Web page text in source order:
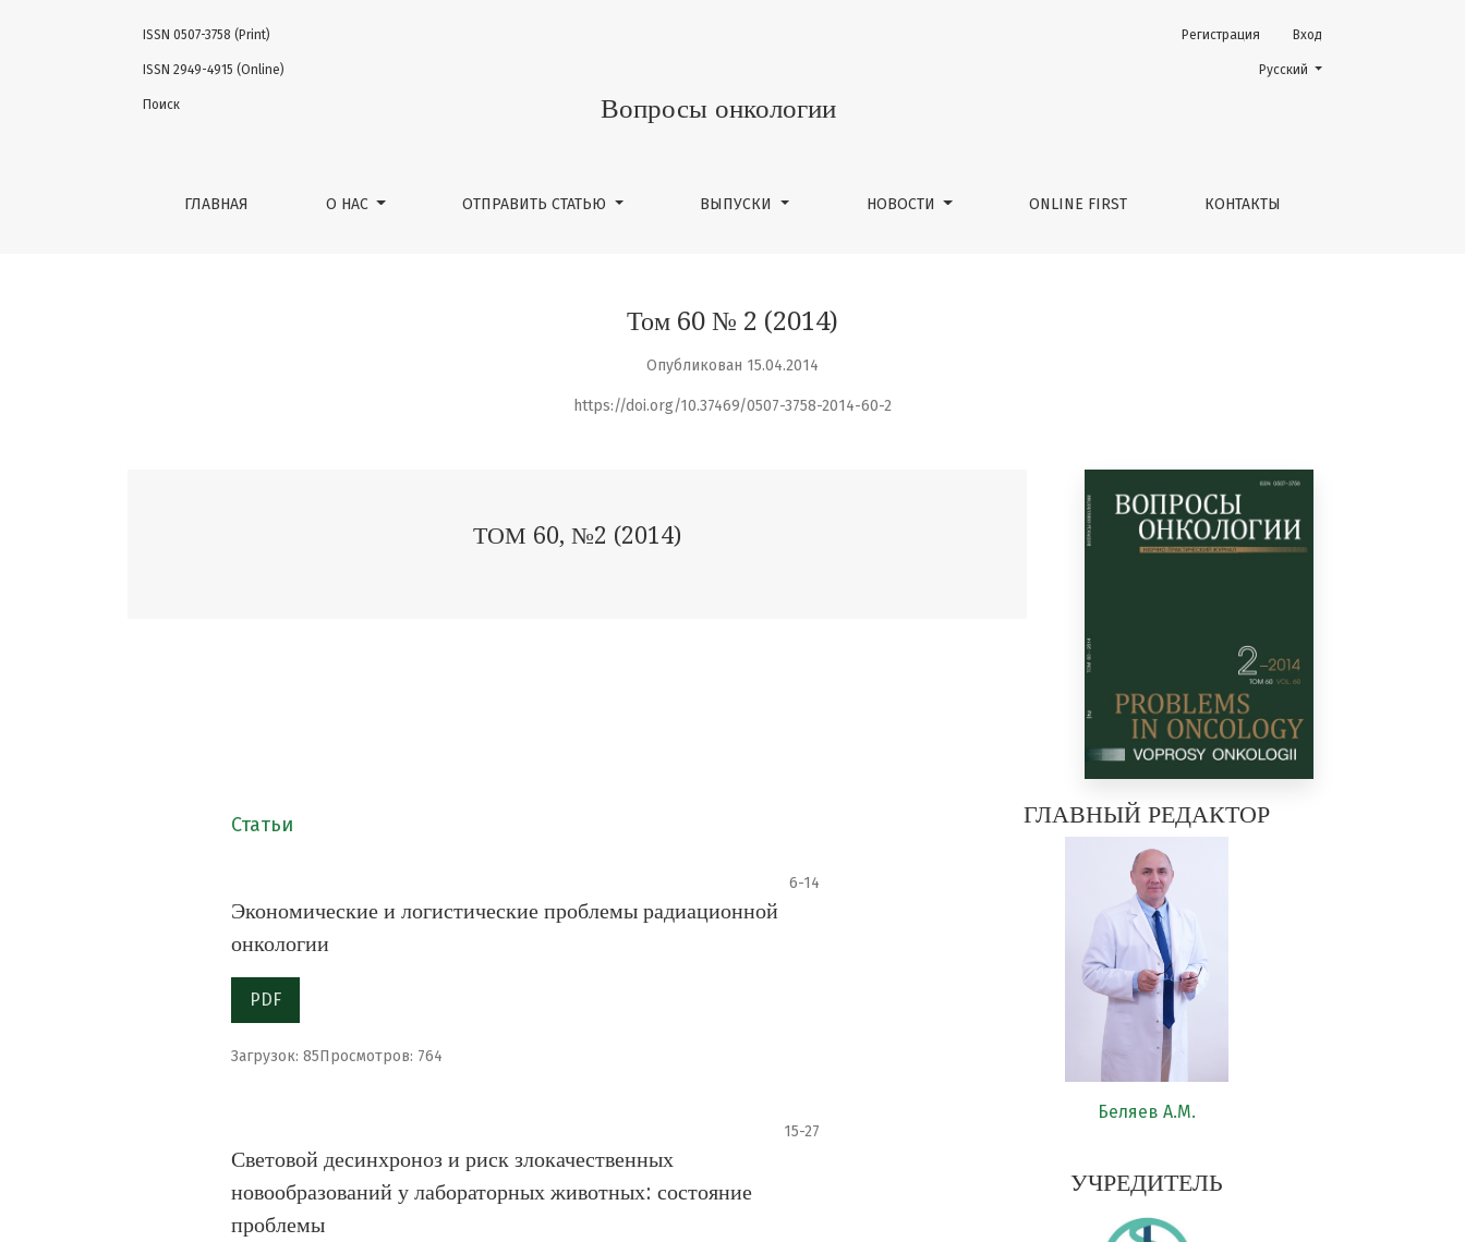
Том 60 № 2 (2014)
Вопросы онкологии
ГЛАВНАЯ О НАС ОТПРАВИТЬ СТАТЬЮ ВЫПУСКИ НОВОСТИ ONLINE FIRST КОНТАКТЫ
Регистрация Вход
ISSN 0507-3758 (Print)
ISSN 2949-4915 (Online)
Поиск
Change the language. The
Русский
Том 60 № 2 (2014)
Опубликован 15.04.2014
https://doi.org/10.37469/0507-3758-2014-60-2
ТОМ 60, №2 (2014)
Статьи
6-14
Экономические и логистические проблемы радиационной
онкологии
PDF
Загрузок: 85Просмотров: 764
15-27
Световой десинхроноз и риск злокачественных
новообразований у лабораторных животных: состояние
проблемы
ГЛАВНЫЙ РЕДАКТОР
Беляев А.М.
УЧРЕДИТЕЛЬ